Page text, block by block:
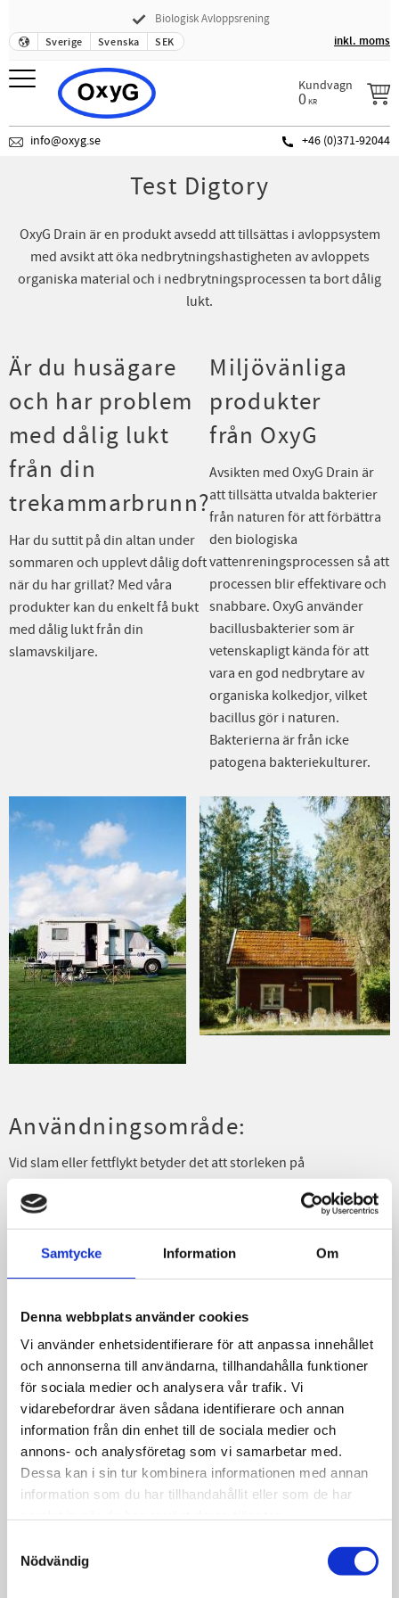
Samtycke Information Om
Denna webbplats använder cookies
Vi använder enhetsidentifierare för att anpassa innehållet
och annonserna till användarna, tillhandahålla funktioner
för sociala medier och analysera vår trafik. Vi
vidarebefordrar även sådana identifierare och annan
information från din enhet till de sociala medier och
annons- och analysföretag som vi samarbetar med.
Dessa kan i sin tur kombinera informationen med annan
information som du har tillhandahållit eller som de har
Nödvändig
Meny
Biologisk Avloppsrening
Sverige
Svenska SEK inkl. moms
Kundvagn
0KR
info@oxyg.se +46 (0)371-92044
Test Digtory
OxyG Drain är en produkt avsedd att tillsättas i avloppsystem
med avsikt att öka nedbrytningshastigheten av avloppets
organiska material och i nedbrytningsprocessen ta bort dålig
lukt.
Är du husägare
och har problem
med dålig lukt
från din
trekammarbrunn?
Har du suttit på din altan under
sommaren och upplevt dålig doft
när du har grillat? Med våra
produkter kan du enkelt få bukt
med dålig lukt från din
slamavskiljare.
Miljövänliga
produkter
från OxyG
Avsikten med OxyG Drain är
att tillsätta utvalda bakterier
från naturen för att förbättra
den biologiska
vattenreningsprocessen så att
processen blir effektivare och
snabbare. OxyG använder
bacillusbakterier som är
vetenskapligt kända för att
vara en god nedbrytare av
organiska kolkedjor, vilket
bacillus gör i naturen.
Bakterierna är från icke
patogena bakteriekulturer.
Användningsområde:
Vid slam eller fettflykt betyder det att storleken på
slamavskiljaren följer rekommendationerna. Avloppsvattnet
som du producerar behöver mer tid för att separera slam och
fett i slamavskiljaren.
OxyG Drain är anpassad för
följande:
Villa
Husbil
Husvagn
Campervan
Fjällstuga